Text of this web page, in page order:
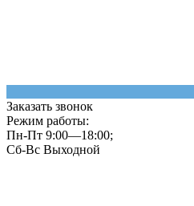
Заказать звонок
Режим работы:
Пн-Пт 9:00—18:00;
Сб-Вс Выходной